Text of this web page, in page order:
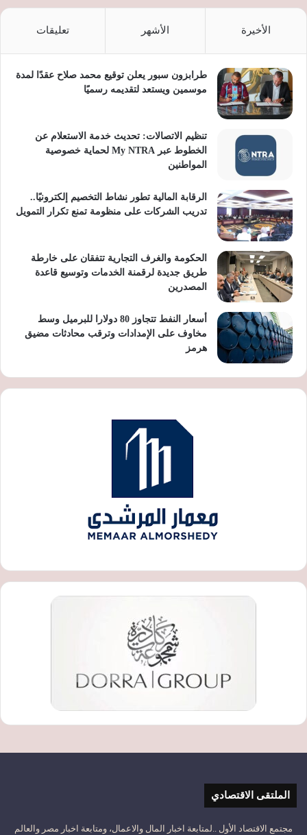
الأخيرة الأشهر تعليقات
طرابزون سبور يعلن توقيع محمد صلاح عقدًا لمدة
موسمين ويستعد لتقديمه رسميًا
تنظيم الاتصالات: تحديث خدمة الاستعلام عن
الخطوط عبر My NTRA لحماية خصوصية
المواطنين
الرقابة المالية تطور نشاط التخصيم إلكترونيًا..
تدريب الشركات على منظومة تمنع تكرار التمويل
الحكومة والغرف التجارية تتفقان على خارطة
طريق جديدة لرقمنة الخدمات وتوسيع قاعدة
المصدرين
أسعار النفط تتجاوز 80 دولارا للبرميل وسط
مخاوف على الإمدادات وترقب محادثات مضيق
هرمز
الملتقى الاقتصادي
مجتمع الاقتصاد الأول ..لمتابعة اخبار المال والاعمال، ومتابعة اخبار مصر والعالم